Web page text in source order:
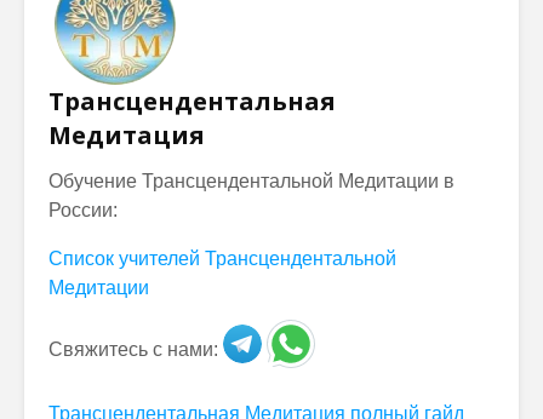
Трансцендентальная
Медитация
Обучение Трансцендентальной Медитации в
России:
Список учителей Трансцендентальной
Медитации
Свяжитесь с нами:
Трансцендентальная Медитация полный гайд